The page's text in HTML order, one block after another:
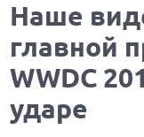
Наше
главной
WWDC
ударе